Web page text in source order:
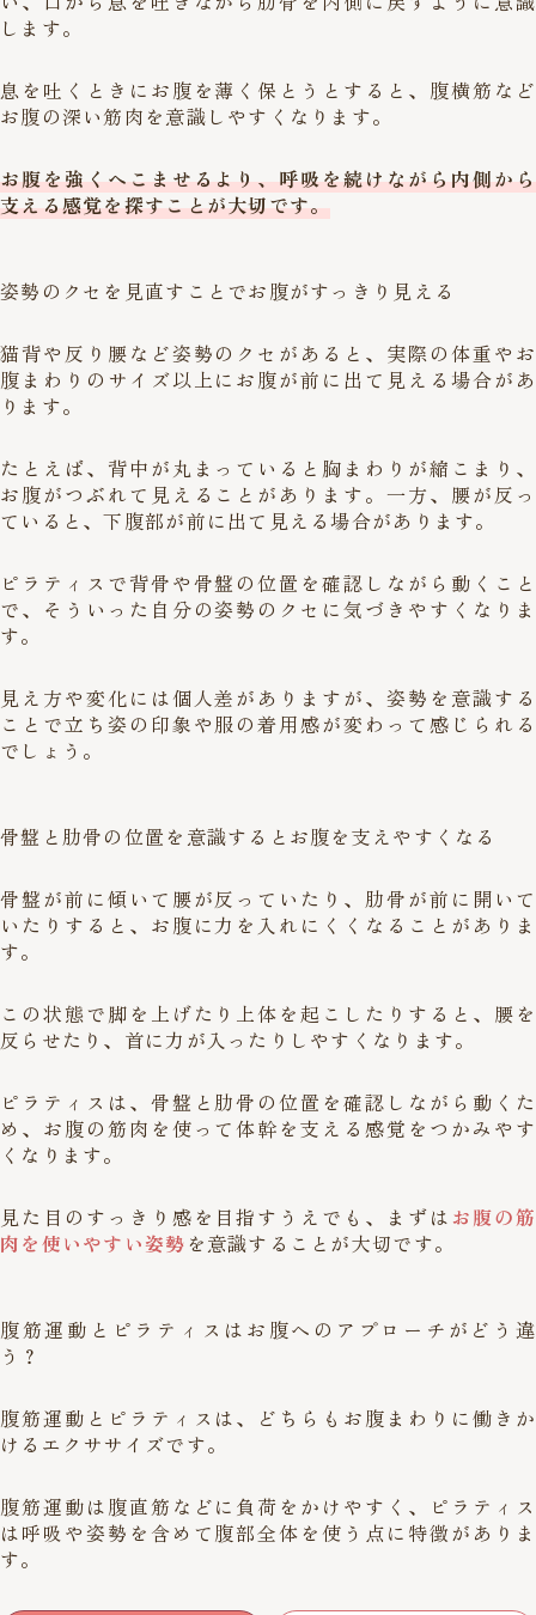
します。
息を吐くときにお腹を薄く保とうとすると、腹横筋など
お腹の深い筋肉を意識しやすくなります。
お腹を強くへこませるより、呼吸を続けながら内側から
支える感覚を探すことが大切です。
姿勢のクセを見直すことでお腹がすっきり見える
猫背や反り腰など姿勢のクセがあると、実際の体重やお
腹まわりのサイズ以上にお腹が前に出て見える場合があ
ります。
たとえば、背中が丸まっていると胸まわりが縮こまり、
お腹がつぶれて見えることがあります。一方、腰が反っ
ていると、下腹部が前に出て見える場合があります。
ピラティスで背骨や骨盤の位置を確認しながら動くこと
で、そういった自分の姿勢のクセに気づきやすくなりま
す。
見え方や変化には個人差がありますが、姿勢を意識する
ことで立ち姿の印象や服の着用感が変わって感じられる
でしょう。
骨盤と肋骨の位置を意識するとお腹を支えやすくなる
骨盤が前に傾いて腰が反っていたり、肋骨が前に開いて
いたりすると、お腹に力を入れにくくなることがありま
す。
この状態で脚を上げたり上体を起こしたりすると、腰を
反らせたり、首に力が入ったりしやすくなります。
ピラティスは、骨盤と肋骨の位置を確認しながら動くた
め、お腹の筋肉を使って体幹を支える感覚をつかみやす
くなります。
見た目のすっきり感を目指すうえでも、まずは お腹の筋
肉を使いやすい姿勢を意識することが大切です。
腹筋運動とピラティスはお腹へのアプローチがどう違
う？
腹筋運動とピラティスは、どちらもお腹まわりに働きか
けるエクササイズです。
腹筋運動は腹直筋などに負荷をかけやすく、ピラティス
は呼吸や姿勢を含めて腹部全体を使う点に特徴がありま
す。